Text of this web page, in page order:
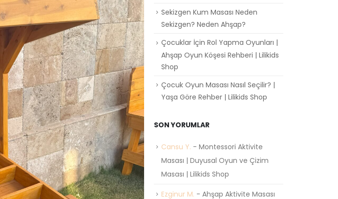
Sekizgen Kum Masası Neden
Sekizgen? Neden Ahşap?
Çocuklar İçin Rol Yapma Oyunları |
Ahşap Oyun Köşesi Rehberi | Lilikids
Shop
Çocuk Oyun Masası Nasıl Seçilir? |
Yaşa Göre Rehber | Lilikids Shop
SON YORUMLAR
Cansu Y. - Montessori Aktivite
Masası | Duyusal Oyun ve Çizim
Masası | Lilikids Shop
Ezginur M. - Ahşap Aktivite Masası